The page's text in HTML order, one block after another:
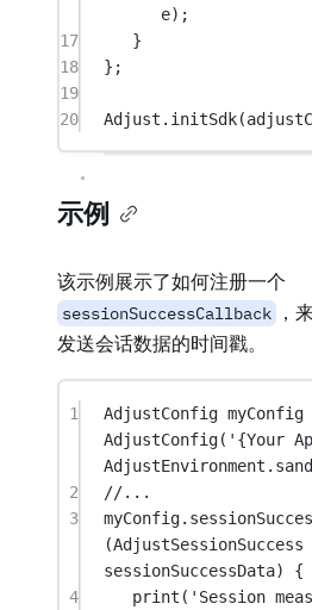
e);
17
}
18
};
19
20
Adjust . initSdk
示例
该示例展示了如何注册一个
sessionSuccessCallback
，
发送会话数据的时间戳。
1 AdjustConfig
AdjustConfig( '{Your
AdjustEnvironment
2
//...
3
(AdjustSessionSuccess
sessionSuccessData) {
4
print ( 'Session